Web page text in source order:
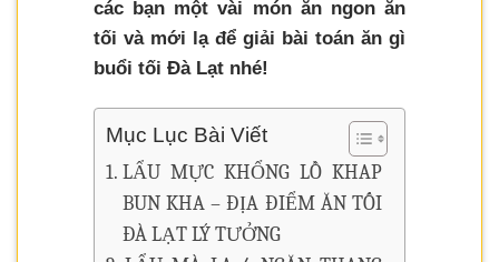
các bạn một vài món ăn ngon ăn
tối và mới lạ để giải bài toán ăn gì
buổi tối Đà Lạt nhé!
Mục Lục Bài Viết
LẨU MỰC KHỔNG LỒ KHAP
BUN KHA – ĐỊA ĐIỂM ĂN TỐI
ĐÀ LẠT LÝ TƯỞNG